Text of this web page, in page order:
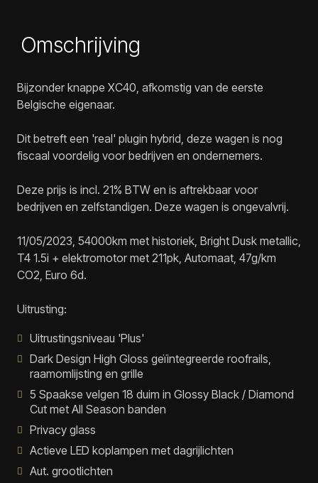
Omschrijving
Bijzonder knappe XC40, afkomstig van de eerste
Belgische eigenaar.
Dit betreft een 'real' plugin hybrid, deze wagen is nog
fiscaal voordelig voor bedrijven en ondernemers.
Deze prijs is incl. 21% BTW en is aftrekbaar voor
bedrijven en zelfstandigen. Deze wagen is ongevalvrij.
11/05/2023, 54000km met historiek, Bright Dusk metallic,
T4 1.5i + elektromotor met 211pk, Automaat, 47g/km
CO2, Euro 6d.
Uitrusting:
Uitrustingsniveau 'Plus'
Dark Design High Gloss geïintegreerde roofrails,
raamomlijsting en grille
5 Spaakse velgen 18 duim in Glossy Black / Diamond
Cut met All Season banden
Privacy glass
Actieve LED koplampen met dagrijlichten
Aut. grootlichten